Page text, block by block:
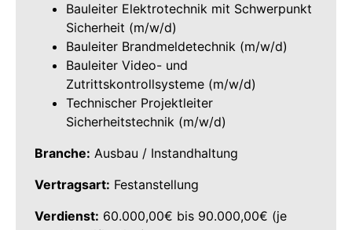
Bauleiter Elektrotechnik mit Schwerpunkt
Sicherheit (m/w/d)
Bauleiter Brandmeldetechnik (m/w/d)
Bauleiter Video- und
Zutrittskontrollsysteme (m/w/d)
Technischer Projektleiter
Sicherheitstechnik (m/w/d)
Branche: Ausbau / Instandhaltung
Vertragsart: Festanstellung
Verdienst: 60.000,00€ bis 90.000,00€ (je